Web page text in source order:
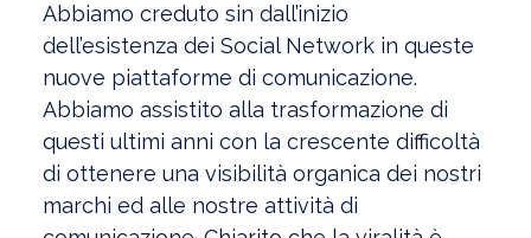
Abbiamo creduto sin dall’inizio
dell’esistenza dei Social Network in queste
nuove piattaforme di comunicazione.
Abbiamo assistito alla trasformazione di
questi ultimi anni con la crescente difficoltà
di ottenere una visibilità organica dei nostri
marchi ed alle nostre attività di